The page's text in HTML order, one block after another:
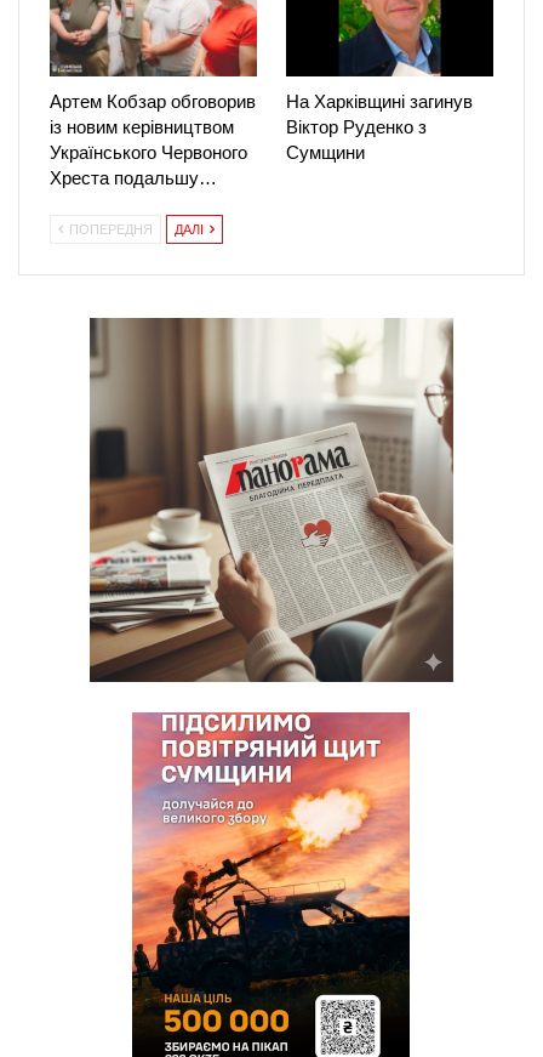
Артем Кобзар обговорив
із новим керівництвом
Українського Червоного
Хреста подальшу…
На Харківщині загинув
Віктор Руденко з
Сумщини
ПОПЕРЕДНЯ ДАЛІ